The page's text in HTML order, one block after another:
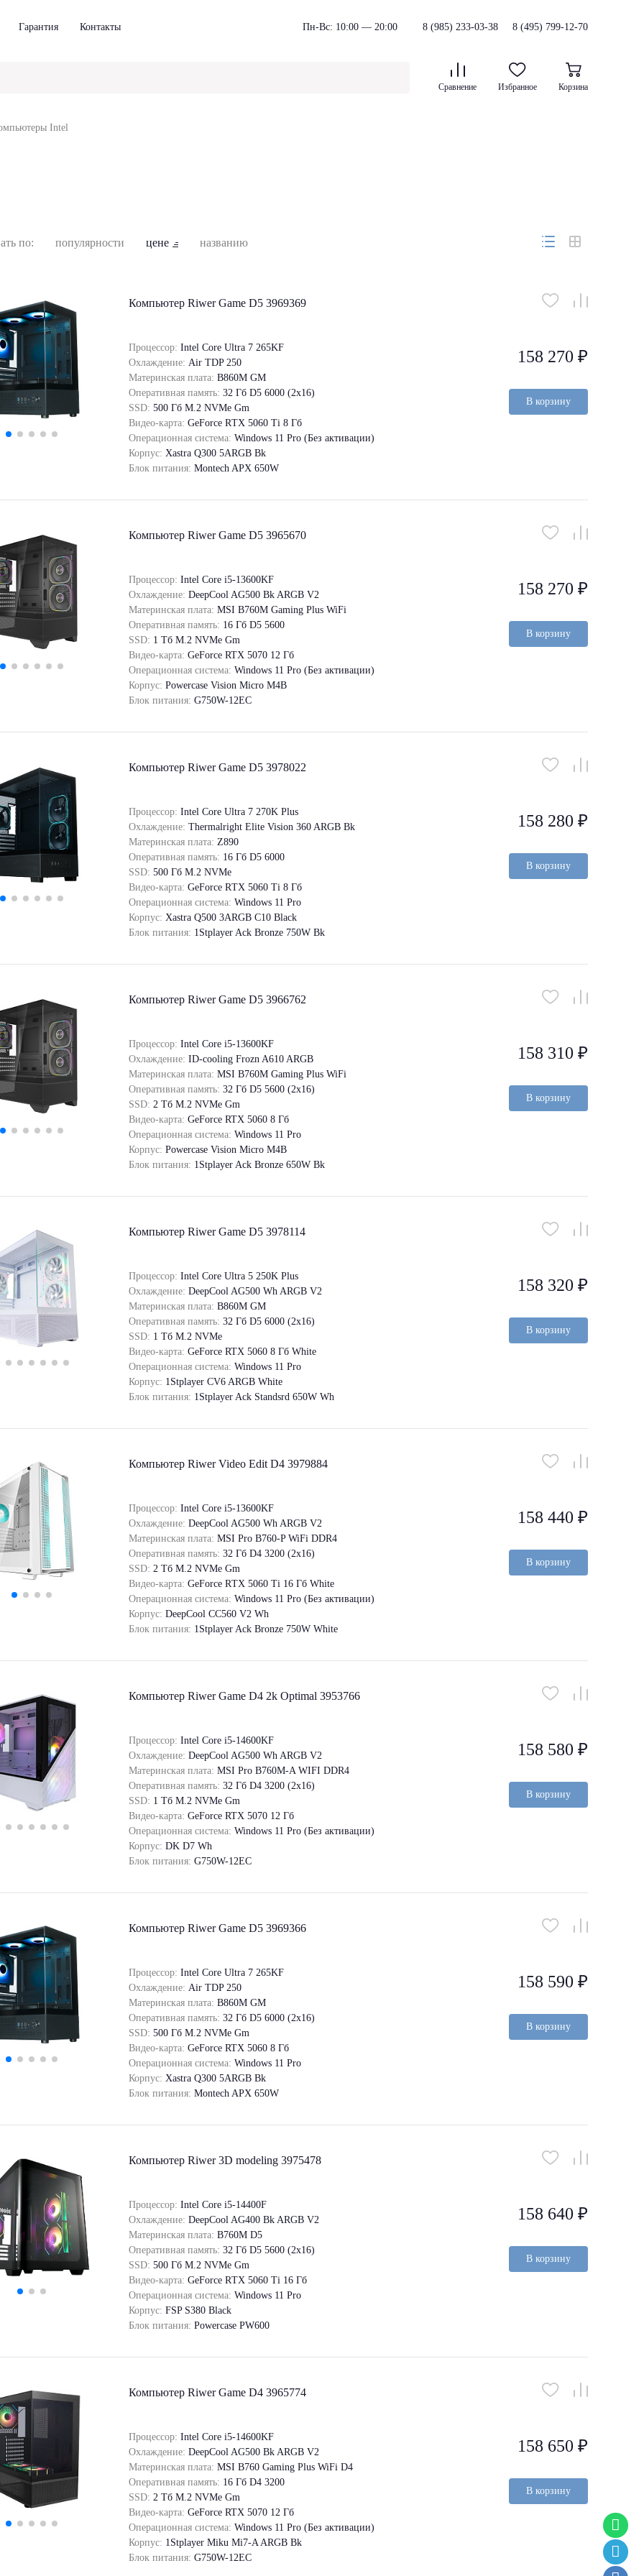
Гарантия Контакты Пн-Вс: 10:00 — 20:00 8 (985) 233-03-38 8 (495) 799-12-70
Сравнение Избранное Корзина
Intel
по: популярности цене названию
Компьютер Riwer Game D5 3969369
Процессор: Intel Core Ultra 7 265KF
Охлаждение: Air TDP 250
Материнская плата: B860M GM
Оперативная память: 32 Гб D5 6000 (2х16)
SSD: 500 Гб M.2 NVMe Gm
Видео-карта: GeForce RТХ 5060 Ti 8 Гб
Операционная система: Windows 11 Pro (Без активации)
Корпус: Xastra Q300 5ARGB Bk
Блок питания: Montech APX 650W
158 270 ₽
В корзину
Компьютер Riwer Game D5 3965670
Процессор: Intel Core i5-13600KF
Охлаждение: DeepCool AG500 Bk ARGB V2
Материнская плата: MSI B760M Gaming Plus WiFi
Оперативная память: 16 Гб D5 5600
SSD: 1 Tб M.2 NVMe Gm
Видео-карта: GeForce RTX 5070 12 Гб
Операционная система: Windows 11 Pro (Без активации)
Корпус: Powercase Vision Micro M4B
Блок питания: G750W-12EC
158 270 ₽
В корзину
Компьютер Riwer Game D5 3978022
Процессор: Intel Core Ultra 7 270K Plus
Охлаждение: Thermalright Elite Vision 360 ARGB Bk
Материнская плата: Z890
Оперативная память: 16 Гб D5 6000
SSD: 500 Гб M.2 NVMe
Видео-карта: GeForce RТХ 5060 Ti 8 Гб
Операционная система: Windows 11 Pro
Корпус: Xastra Q500 3ARGB C10 Black
Блок питания: 1Stplayer Ack Bronze 750W Bk
158 280 ₽
В корзину
Компьютер Riwer Game D5 3966762
Процессор: Intel Core i5-13600KF
Охлаждение: ID-cooling Frozn A610 ARGB
Материнская плата: MSI B760M Gaming Plus WiFi
Оперативная память: 32 Гб D5 5600 (2х16)
SSD: 2 Tб M.2 NVMe Gm
Видео-карта: GeForce RTX 5060 8 Гб
Операционная система: Windows 11 Pro
Корпус: Powercase Vision Micro M4B
Блок питания: 1Stplayer Ack Bronze 650W Bk
158 310 ₽
В корзину
Компьютер Riwer Game D5 3978114
Процессор: Intel Core Ultra 5 250K Plus
Охлаждение: DeepCool AG500 Wh ARGB V2
Материнская плата: B860M GM
Оперативная память: 32 Гб D5 6000 (2х16)
SSD: 1 Tб M.2 NVMe
Видео-карта: GeForce RTX 5060 8 Гб White
Операционная система: Windows 11 Pro
Корпус: 1Stplayer CV6 ARGB White
Блок питания: 1Stplayer Ack Standsrd 650W Wh
158 320 ₽
В корзину
Компьютер Riwer Video Edit D4 3979884
Процессор: Intel Core i5-13600KF
Охлаждение: DeepCool AG500 Wh ARGB V2
Материнская плата: MSI Pro B760-P WiFi DDR4
Оперативная память: 32 Гб D4 3200 (2x16)
SSD: 2 Tб M.2 NVMe Gm
Видео-карта: GeForce RТХ 5060 Ti 16 Гб White
Операционная система: Windows 11 Pro (Без активации)
Корпус: DeepCool CC560 V2 Wh
Блок питания: 1Stplayer Ack Bronze 750W White
158 440 ₽
В корзину
Компьютер Riwer Game D4 2k Optimal 3953766
Процессор: Intel Core i5-14600KF
Охлаждение: DeepCool AG500 Wh ARGB V2
Материнская плата: MSI Pro B760M-A WIFI DDR4
Оперативная память: 32 Гб D4 3200 (2x16)
SSD: 1 Tб M.2 NVMe Gm
Видео-карта: GeForce RTX 5070 12 Гб
Операционная система: Windows 11 Pro (Без активации)
Корпус: DK D7 Wh
Блок питания: G750W-12EC
158 580 ₽
В корзину
Компьютер Riwer Game D5 3969366
Процессор: Intel Core Ultra 7 265KF
Охлаждение: Air TDP 250
Материнская плата: B860M GM
Оперативная память: 32 Гб D5 6000 (2х16)
SSD: 500 Гб M.2 NVMe Gm
Видео-карта: GeForce RTX 5060 8 Гб
Операционная система: Windows 11 Pro
Корпус: Xastra Q300 5ARGB Bk
Блок питания: Montech APX 650W
158 590 ₽
В корзину
Компьютер Riwer 3D modeling 3975478
Процессор: Intel Core i5-14400F
Охлаждение: DeepCool AG400 Bk ARGB V2
Материнская плата: B760M D5
Оперативная память: 32 Гб D5 5600 (2х16)
SSD: 500 Гб M.2 NVMe Gm
Видео-карта: GeForce RТХ 5060 Ti 16 Гб
Операционная система: Windows 11 Pro
Корпус: FSP S380 Black
Блок питания: Powercase PW600
158 640 ₽
В корзину
Компьютер Riwer Game D4 3965774
Процессор: Intel Core i5-14600KF
Охлаждение: DeepCool AG500 Bk ARGB V2
Материнская плата: MSI B760 Gaming Plus WiFi D4
Оперативная память: 16 Гб D4 3200
SSD: 2 Tб M.2 NVMe Gm
Видео-карта: GeForce RTX 5070 12 Гб
Операционная система: Windows 11 Pro (Без активации)
Корпус: 1Stplayer Miku Mi7-A ARGB Bk
Блок питания: G750W-12EC
158 650 ₽
В корзину